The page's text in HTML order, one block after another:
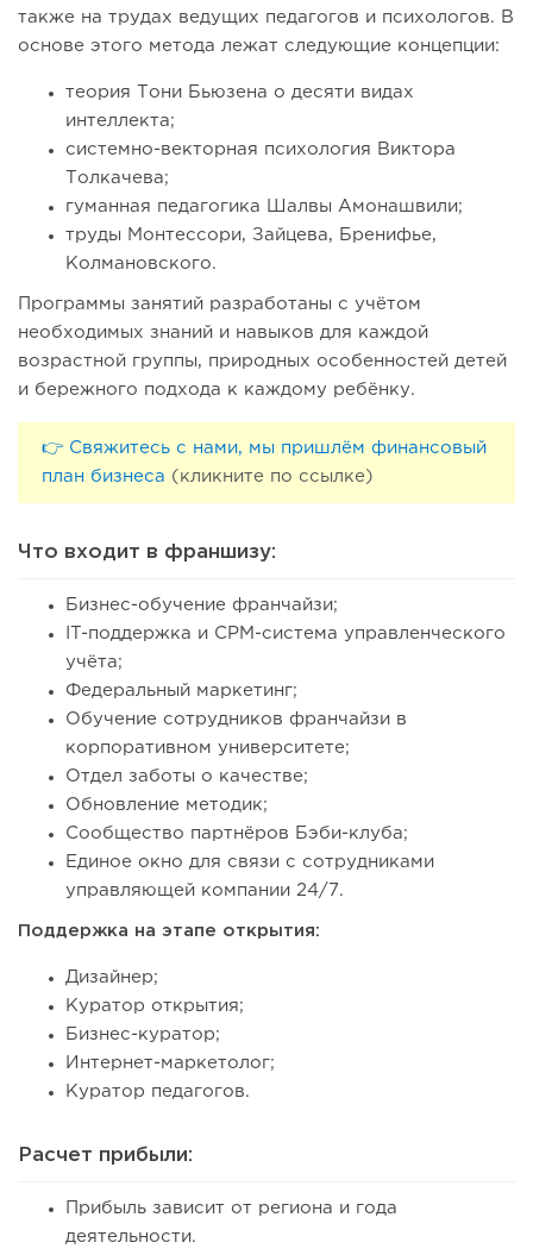
также на трудах ведущих педагогов и психологов. В
основе этого метода лежат следующие концепции:
теория Тони Бьюзена о десяти видах
интеллекта;
системно-векторная психология Виктора
Толкачева;
гуманная педагогика Шалвы Амонашвили;
труды Монтессори, Зайцева, Бренифье,
Колмановского.
Программы занятий разработаны с учётом
необходимых знаний и навыков для каждой
возрастной группы, природных особенностей детей
и бережного подхода к каждому ребёнку.
👉 Свяжитесь с нами, мы пришлём финансовый
план бизнеса (кликните по ссылке)
Что входит в франшизу:
Бизнес-обучение франчайзи;
IT-поддержка и СРМ-система управленческого
учёта;
Федеральный маркетинг;
Обучение сотрудников франчайзи в
корпоративном университете;
Отдел заботы о качестве;
Обновление методик;
Сообщество партнёров Бэби-клуба;
Единое окно для связи с сотрудниками
управляющей компании 24/7.
Поддержка на этапе открытия:
Дизайнер;
Куратор открытия;
Бизнес-куратор;
Интернет-маркетолог;
Куратор педагогов.
Расчет прибыли:
Прибыль зависит от региона и года
деятельности.